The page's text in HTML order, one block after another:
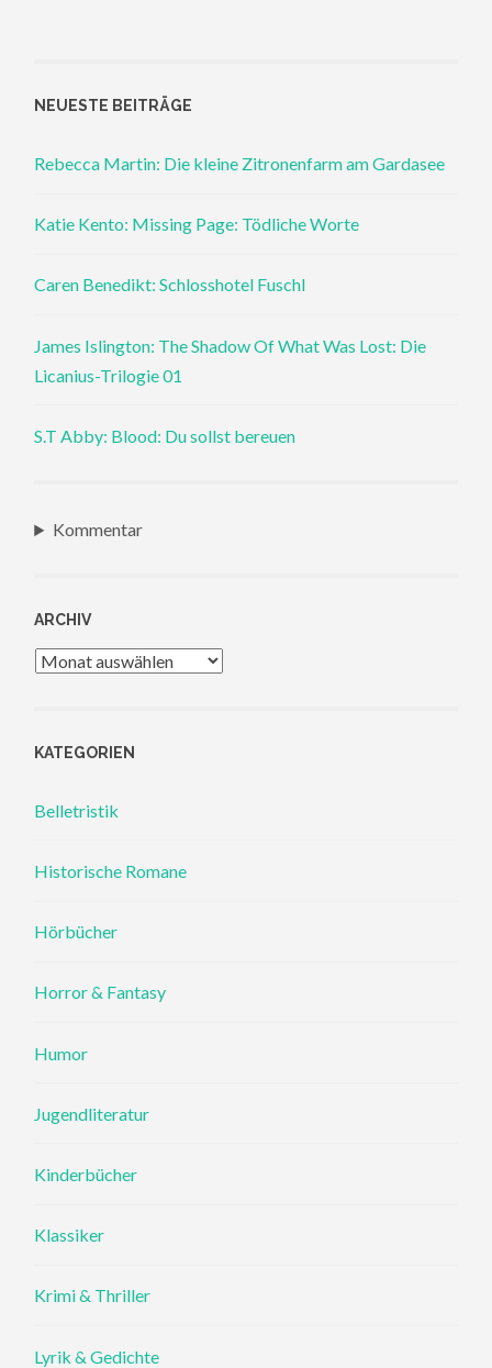
NEUESTE BEITRÄGE
Rebecca Martin: Die kleine Zitronenfarm am Gardasee
Katie Kento: Missing Page: Tödliche Worte
Caren Benedikt: Schlosshotel Fuschl
James Islington: The Shadow Of What Was Lost: Die
Licanius-Trilogie 01
S.T Abby: Blood: Du sollst bereuen
Kommentar
ARCHIV
Archiv
KATEGORIEN
Belletristik
Historische Romane
Hörbücher
Horror & Fantasy
Humor
Jugendliteratur
Kinderbücher
Klassiker
Krimi & Thriller
Lyrik & Gedichte